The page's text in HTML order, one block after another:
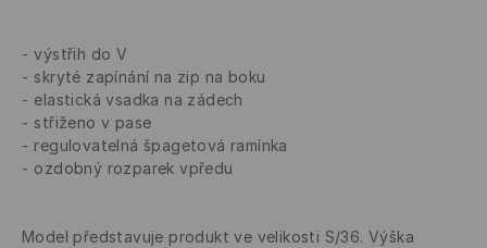
výstřih do V
skryté zapínání na zip na boku
elastická vsadka na zádech
střiženo v pase
regulovatelná špagetová ramínka
ozdobný rozparek vpředu
Model představuje produkt ve velikosti S/36. Výška